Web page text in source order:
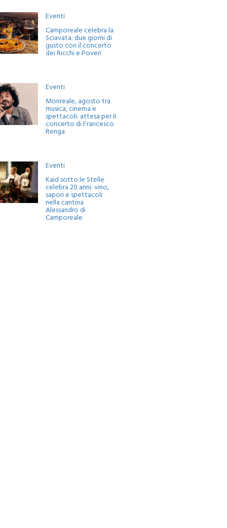
Eventi
Camporeale celebra la
Sciavata: due giorni di
gusto con il concerto
dei Ricchi e Poveri
Eventi
Monreale, agosto tra
musica, cinema e
spettacoli: attesa per il
concerto di Francesco
Renga
Eventi
Kaid sotto le Stelle
celebra 20 anni: vino,
sapori e spettacoli
nella cantina
Alessandro di
Camporeale